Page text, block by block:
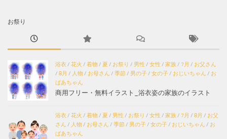
お祭り
浴衣/ 花火 / 着物/ 夏 / お祭り / 男性 / 女性 / 家族/ 7月 / お父さん
/ 8月 / 人物/ お母さん / 季節/ 男の子/ 女の子/ おじいちゃん / お
ばあちゃん
商用フリー・無料イラスト_浴衣姿の家族のイラスト
浴衣/ 花火 / 着物/ 夏 / 男性 / お祭り / 女性 / 家族/ 7月 / 8月 / お父
さん / 人物/ お母さん / 季節/ 男の子/ 女の子/ おじいちゃん / お
ばあちゃん